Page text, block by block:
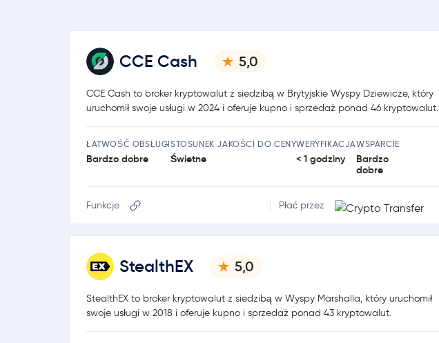
CCE Cash 5,0
CCE Cash to broker kryptowalut z siedzibą w Brytyjskie Wyspy Dziewicze, który
uruchomił swoje usługi w 2024 i oferuje kupno i sprzedaż ponad 46 kryptowalut.
ŁATWOŚĆ OBSŁUGI
Bardzo dobre
STOSUNEK JAKOŚCI DO CENY
Świetne
WERYFIKACJA
< 1 godziny
WSPARCIE
Bardzo
dobre
Funkcje Płać przez
StealthEX 5,0
StealthEX to broker kryptowalut z siedzibą w Wyspy Marshalla, który uruchomił
swoje usługi w 2018 i oferuje kupno i sprzedaż ponad 43 kryptowalut.